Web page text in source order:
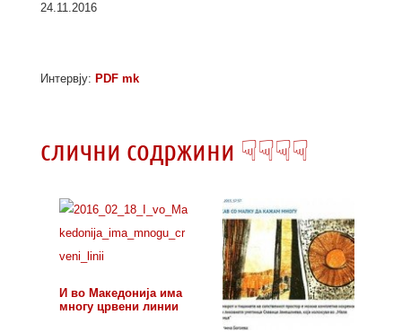
24.11.2016
Интервју: PDF mk
слични содржини ☟☟☟☟
И во Македонија има
многу црвени линии